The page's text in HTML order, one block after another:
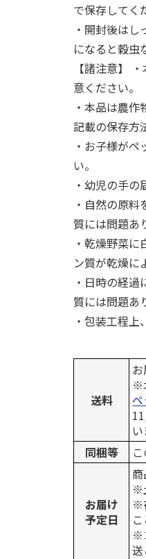
で保存してく
・開封後は
になると穀虫
【諸注意】
意ください。
・本品は農
記載の保存方
・お子様が
い。
・幼児の手の
・自然の原
質には問題あ
・乾燥野菜
ン質が乾燥に
・日時の経
質には問題あ
・包装工程
送料
※
同梱等
お届け
予定日
※
※
※
送